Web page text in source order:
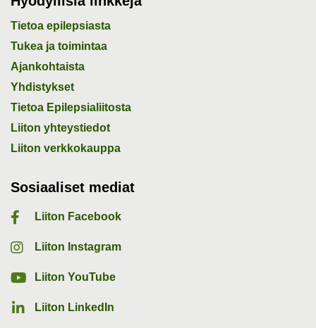
Tietoa epilepsiasta
Tukea ja toimintaa
Ajankohtaista
Yhdistykset
Tietoa Epilepsialiitosta
Liiton yhteystiedot
Liiton verkkokauppa
Sosiaaliset mediat
Liiton Facebook
Liiton Instagram
Liiton YouTube
Liiton LinkedIn